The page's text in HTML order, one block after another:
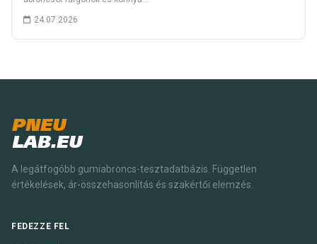
24.07.2026
PNEU
LAB.EU
A legátfogóbb gumiabroncs-tesztadatbázis. Független
értékelések, ár-összehasonlítás és szakértői elemzés.
FEDEZZE FEL